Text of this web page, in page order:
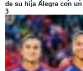
de su hija Alegra con
3